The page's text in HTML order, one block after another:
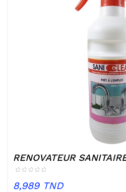
RENOVATEUR
Prix
8,989 TND